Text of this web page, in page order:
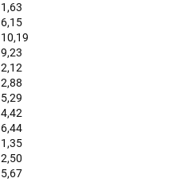
1,63
6,15
10,19
9,23
2,12
2,88
5,29
4,42
6,44
1,35
2,50
5,67